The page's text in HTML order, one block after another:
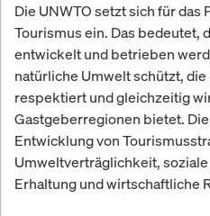
Die UNWTO setzt sich für das
Tourismus ein. Das bedeutet,
entwickelt und betrieben
natürliche Umwelt schützt,
respektiert und gleichzeitig
Gastgeberregionen bietet.
Entwicklung von
Umweltverträglichkeit,
Erhaltung und wirtschaftliche